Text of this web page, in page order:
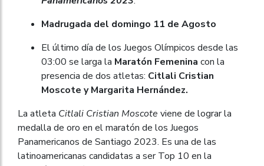
Madrugada del domingo 11 de Agosto
El último día de los Juegos Olímpicos desde las
03:00 se larga la Maratón Femenina con la
presencia de dos atletas: Citlali Cristian
Moscote y Margarita Hernández.
La atleta Citlali Cristian Moscote viene de lograr la
medalla de oro en el maratón de los Juegos
Panamericanos de Santiago 2023. Es una de las
latinoamericanas candidatas a ser Top 10 en la